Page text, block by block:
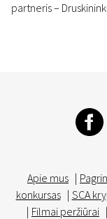
partneris –
Apie mus |
konkursas | SCA
| Filmai peržiūrai |